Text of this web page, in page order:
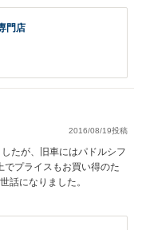
門店
2016/08/19投稿
たが、旧車にはパドルシフ
でプライスもお買い得のた
話になりました。